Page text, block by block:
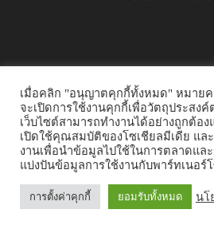
Home Tonkit TV Podcast คนต้นคิด
Inspiration
Trending
เมื่อคลิก "อนุญาตคุกกี้ทั้งหมด" หมายค
จะเปิดการใช้งานคุกกี้เพื่อวัตถุประสงค์
เว็บไซต์สามารถทำงานได้อย่างถูกต้อ
เปิดใช้คุณสมบัติของโซเชียลมีเดีย และ
งานเพื่อนำข้อมูลไปใช้ในการตลาดแล
แบ่งปันข้อมูลการใช้งานกับพาร์ทเนอร์
การตั้งค่าคุกกี้ ยอมรับทั้งหมด นโ